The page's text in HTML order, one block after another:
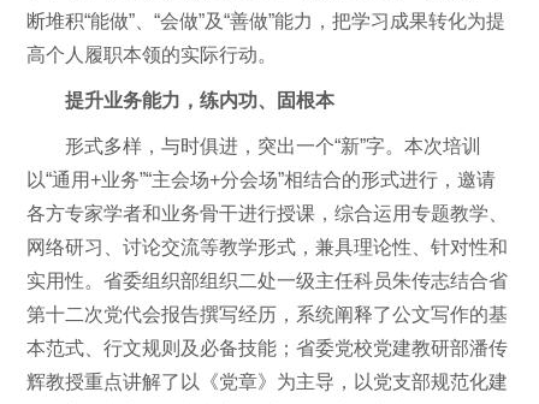
断堆积“能做”、“会做”及“善做”能力，把学习成果转化为提
高个人履职本领的实际行动。
提升业务能力，练内功、固根本
形式多样，与时俱进，突出一个“新”字。本次培训
以“通用+业务”“主会场+分会场”相结合的形式进行，邀请
各方专家学者和业务骨干进行授课，综合运用专题教学、
网络研习、讨论交流等教学形式，兼具理论性、针对性和
实用性。省委组织部组织二处一级主任科员朱传志结合省
第十二次党代会报告撰写经历，系统阐释了公文写作的基
本范式、行文规则及必备技能；省委党校党建教研部潘传
辉教授重点讲解了以《党章》为主导，以党支部规范化建